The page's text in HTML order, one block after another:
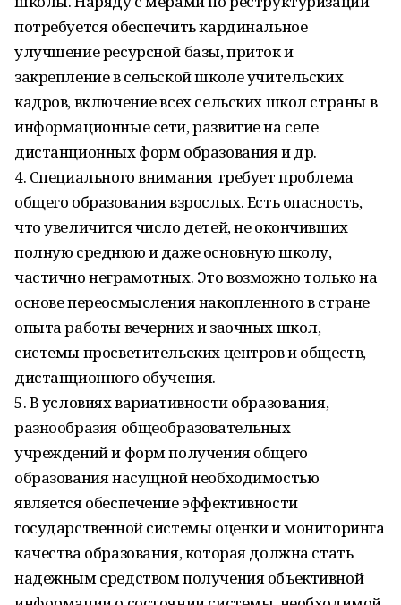
потребуется обеспечить кардинальное
улучшение ресурсной базы, приток и
закрепление в сельской школе учительских
кадров, включение всех сельских школ страны в
информационные сети, развитие на селе
дистанционных форм образования и др.
4. Специального внимания требует проблема
общего образования взрослых. Есть опасность,
что увеличится число детей, не окончивших
полную среднюю и даже основную школу,
частично неграмотных. Это возможно только на
основе переосмысления накопленного в стране
опыта работы вечерних и заочных школ,
системы просветительских центров и обществ,
дистанционного обучения.
5. В условиях вариативности образования,
разнообразия общеобразовательных
учреждений и форм получения общего
образования насущной необходимостью
является обеспечение эффективности
государственной системы оценки и мониторинга
качества образования, которая должна стать
надежным средством получения объективной